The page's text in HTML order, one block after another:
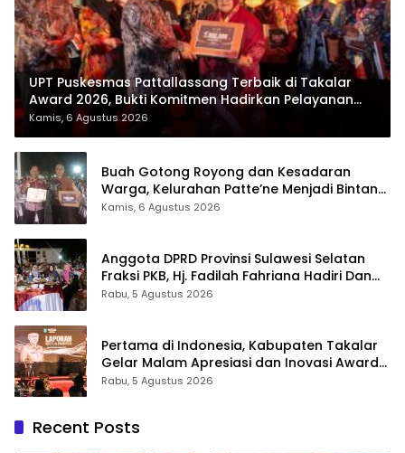
UPT Puskesmas Pattallassang Terbaik di Takalar
Award 2026, Bukti Komitmen Hadirkan Pelayanan
Kesehatan Berkualitas
Kamis, 6 Agustus 2026
Buah Gotong Royong dan Kesadaran
Warga, Kelurahan Patte’ne Menjadi Bintang
Takalar Award 2026
Kamis, 6 Agustus 2026
Anggota DPRD Provinsi Sulawesi Selatan
Fraksi PKB, Hj. Fadilah Fahriana Hadiri Dan
Beri Apresiasi : Takalar Menyalakan Lentera
Rabu, 5 Agustus 2026
Pertama di Indonesia, Kabupaten Takalar
Gelar Malam Apresiasi dan Inovasi Award
2026: Panggung Penghargaan bagi
Rabu, 5 Agustus 2026
Recent Posts